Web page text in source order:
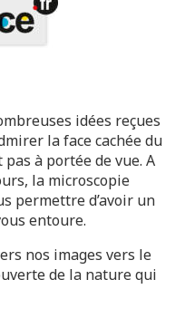
idées reçues
la face cachée du
à portée de vue. A
la microscopie
permettre d’avoir un
entoure.
nos images vers le
de la nature qui